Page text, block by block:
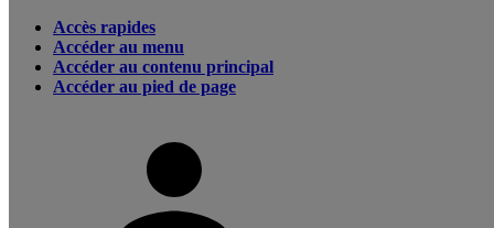
Accès rapides
Accéder au menu
Accéder au contenu principal
Accéder au pied de page